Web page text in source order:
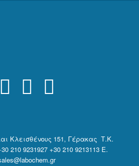
Κλεισθένους 151, Γέρακας Τ.Κ.
210 9231927 +30 210 9213113 E.